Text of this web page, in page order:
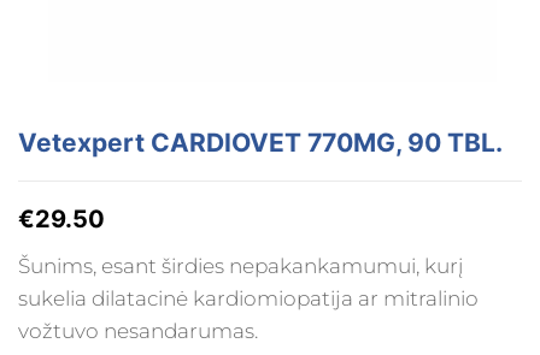
Vetexpert CARDIOVET 770MG, 90 TBL.
€29.50
Šunims, esant širdies nepakankamumui, kurį
sukelia dilatacinė kardiomiopatija ar mitralinio
vožtuvo nesandarumas.